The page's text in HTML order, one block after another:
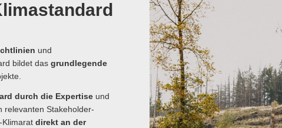
und
bildet das grundlegende
durch die Expertise und
relevanten Stakeholder-
Klimarat direkt an der